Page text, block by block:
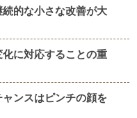
的な小さな改善が大
に対応することの重
ンスはピンチの顔を